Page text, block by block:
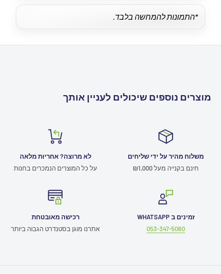
*התמונות להמחשה בלבד.
מוצרים נוספים שיכולים לעניין אותך
משלוח מהיר על ידי שליחים
חינם בקנייה מעל ₪1,000
לא מרוצה? אחריות מלאה
על כל המוצרים הנמכרים בחנות
זמינים ב WHATSAPP
053-347-5060
רכישה מאובטחת
אתרנו מוגן בסטנדרט הגבוה ביותר